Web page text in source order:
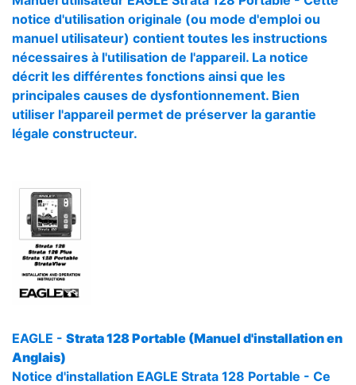
notice d'utilisation originale (ou mode d'emploi ou
manuel utilisateur) contient toutes les instructions
nécessaires à l'utilisation de l'appareil. La notice
décrit les différentes fonctions ainsi que les
principales causes de dysfontionnement. Bien
utiliser l'appareil permet de préserver la garantie
légale constructeur.
EAGLE - Strata 128 Portable (Manuel d'installation en
Anglais)
Notice d'installation EAGLE Strata 128 Portable - Ce